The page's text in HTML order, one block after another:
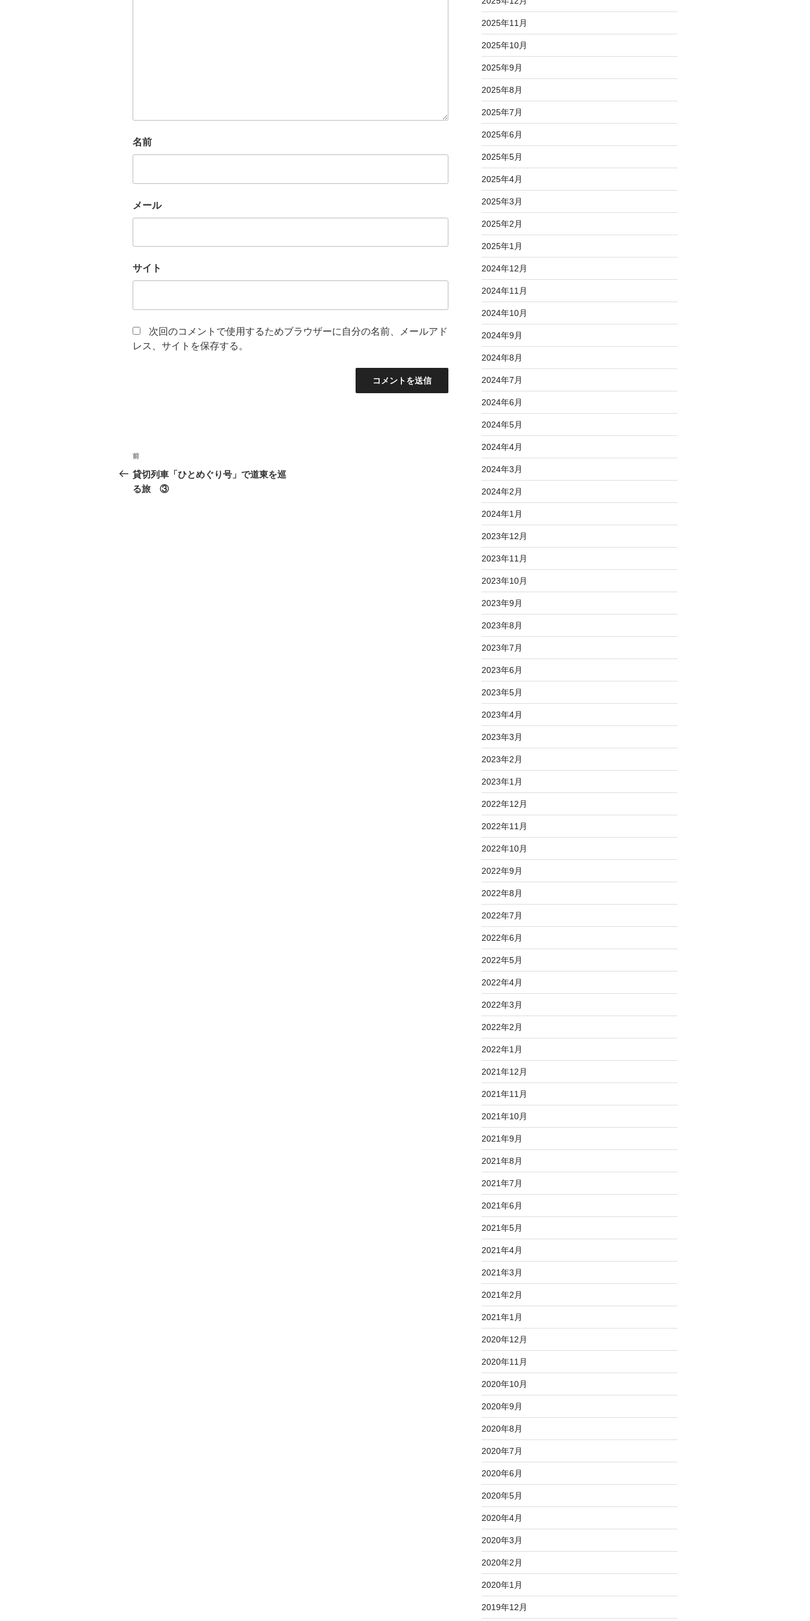
名前
メール
サイト
次回のコメントで使用するためブラウザーに自分の名前、メールアド
レス、サイトを保存する。
投
稿
ナ
前
の
投
前
貸切列車「ひとめぐり号」で道東を巡
る旅 ③
2025年11月
2025年10月
2025年9月
2025年8月
2025年7月
2025年6月
2025年5月
2025年4月
2025年3月
2025年2月
2025年1月
2024年12月
2024年11月
2024年10月
2024年9月
2024年8月
2024年7月
2024年6月
2024年5月
2024年4月
2024年3月
2024年2月
2024年1月
2023年12月
2023年11月
2023年10月
2023年9月
2023年8月
2023年7月
2023年6月
2023年5月
2023年4月
2023年3月
2023年2月
2023年1月
2022年12月
2022年11月
2022年10月
2022年9月
2022年8月
2022年7月
2022年6月
2022年5月
2022年4月
2022年3月
2022年2月
2022年1月
2021年12月
2021年11月
2021年10月
2021年9月
2021年8月
2021年7月
2021年6月
2021年5月
2021年4月
2021年3月
2021年2月
2021年1月
2020年12月
2020年11月
2020年10月
2020年9月
2020年8月
2020年7月
2020年6月
2020年5月
2020年4月
2020年3月
2020年2月
2020年1月
2019年12月